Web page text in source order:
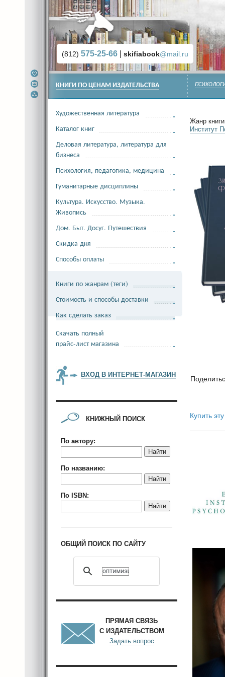
(812) 575-25-66 skifiabook@mail.ru
Жанр книги
Институт
Купить
КНИГИ ПО ЦЕНАМ ИЗДАТЕЛЬСТВА
Художественная литература
Каталог книг
Деловая литература, литература для
бизнеса
Психология, педагогика, медицина
Гуманитарные дисциплины
Культура. Искусство. Музыка.
Живопись
Дом. Быт. Досуг. Путешествия
Скидка дня
Способы оплаты
Книги по жанрам (теги)
Стоимость и способы доставки
Как сделать заказ
Скачать полный
прайс-лист магазина
ВХОД В ИНТЕРНЕТ-МАГАЗИН
КНИЖНЫЙ ПОИСК
По автору:
Найти
По названию:
Найти
По ISBN:
Найти
ОБЩИЙ ПОИСК ПО САЙТУ
ПРЯМАЯ СВЯЗЬ
С ИЗДАТЕЛЬСТВОМ
Задать вопрос